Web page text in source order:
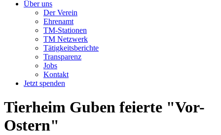
Über uns
Der Verein
Ehrenamt
TM-Stationen
TM Netzwerk
Tätigkeitsberichte
Transparenz
Jobs
Kontakt
Jetzt spenden
Tierheim Guben feierte "Vor-
Ostern"